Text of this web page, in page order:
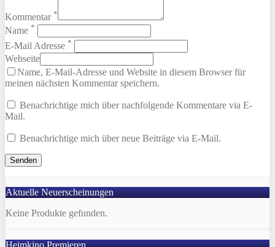
Kommentar *
Name *
E-Mail Adresse *
Webseite
Name, E-Mail-Adresse und Website in diesem Browser für
meinen nächsten Kommentar speichern.
Benachrichtige mich über nachfolgende Kommentare via E-
Mail.
Benachrichtige mich über neue Beiträge via E-Mail.
Aktuelle Neuerscheinungen
Keine Produkte gefunden.
Heimkino Premieren